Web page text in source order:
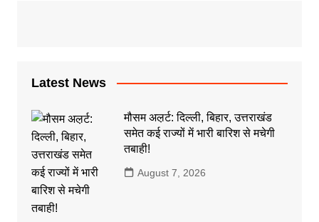
Latest News
मौसम अल़र्ट: दिल्ली, बिहार, उत्तराखंड
समेत कई राज्यों में भारी बारिश से मचेगी
तबाही!
August 7, 2026